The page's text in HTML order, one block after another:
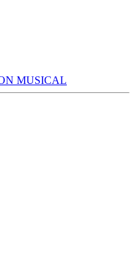
MUSICAL